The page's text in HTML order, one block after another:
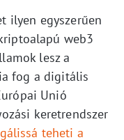
ilyen egyszerűen
web3
lesz a
fog a digitális
Unió
keretrendszer
teheti a